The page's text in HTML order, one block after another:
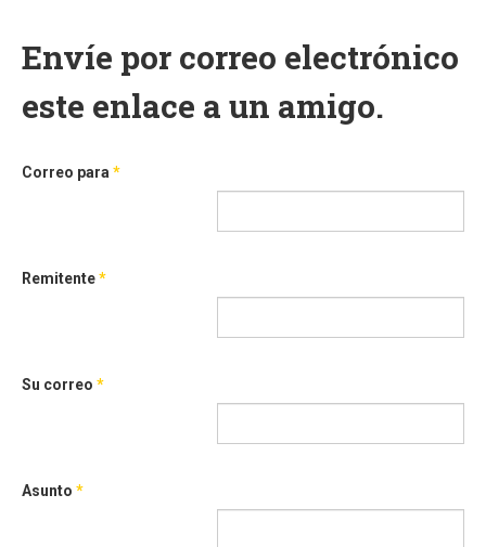
Envíe por correo electrónico
este enlace a un amigo.
Correo para *
Remitente*
Su correo *
Asunto *